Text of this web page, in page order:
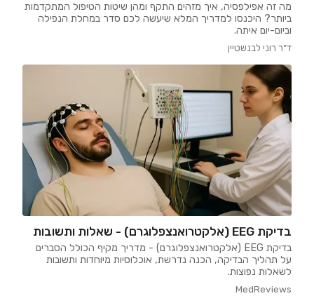
מה זה אפילפסיה, איך מזהים התקף ומהן שיטות הטיפול המתקדמות
ביותר? היכנסו למדריך המלא שיעשה לכם סדר במחלת הנפילה
וביום-יום איתה.
ד"ר רוני לבנשטיין
בדיקת EEG (אלקטרואנצפלוגרם) - שאלות ותשובות
בדיקת EEG (אלקטרואנצפלוגרם) - מדריך מקיף הכולל הסברים
על תהליך הבדיקה, הכנה נדרשת, אוכלוסיות מיוחדות ותשובות
לשאלות נפוצות.
MedReviews